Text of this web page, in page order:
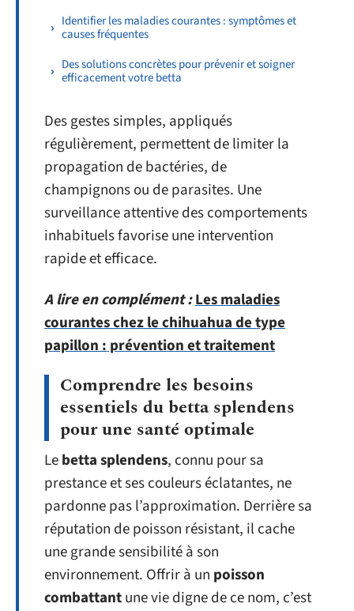
Identifier les maladies courantes : symptômes et
causes fréquentes
Des solutions concrètes pour prévenir et soigner
efficacement votre betta
Des gestes simples, appliqués
régulièrement, permettent de limiter la
propagation de bactéries, de
champignons ou de parasites. Une
surveillance attentive des comportements
inhabituels favorise une intervention
rapide et efficace.
A lire en complément :Les maladies
courantes chez le chihuahua de type
papillon : prévention et traitement
Comprendre les besoins
essentiels du betta splendens
pour une santé optimale
Lebetta splendens, connu pour sa
prestance et ses couleurs éclatantes, ne
pardonne pas l’approximation. Derrière sa
réputation de poisson résistant, il cache
une grande sensibilité à son
environnement. Offrir à un poisson
combattantune vie digne de ce nom, c’est